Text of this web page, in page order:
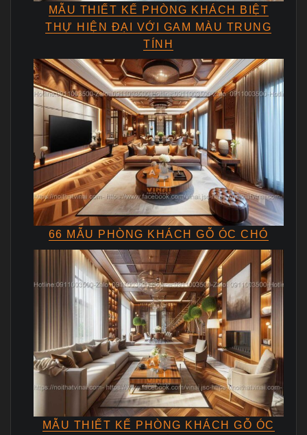
MẪU THIẾT KẾ PHÒNG KHÁCH BIỆT
THỰ HIỆN ĐẠI VỚI GAM MÀU TRUNG
TÍNH
66 MẪU PHÒNG KHÁCH GỖ ÓC CHÓ
MẪU THIẾT KẾ PHÒNG KHÁCH GỖ ÓC